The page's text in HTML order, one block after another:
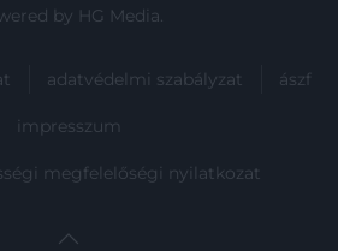
by HG Media.
adatvédelmi szabályzat ászf
impresszum
megfelelőségi nyilatkozat